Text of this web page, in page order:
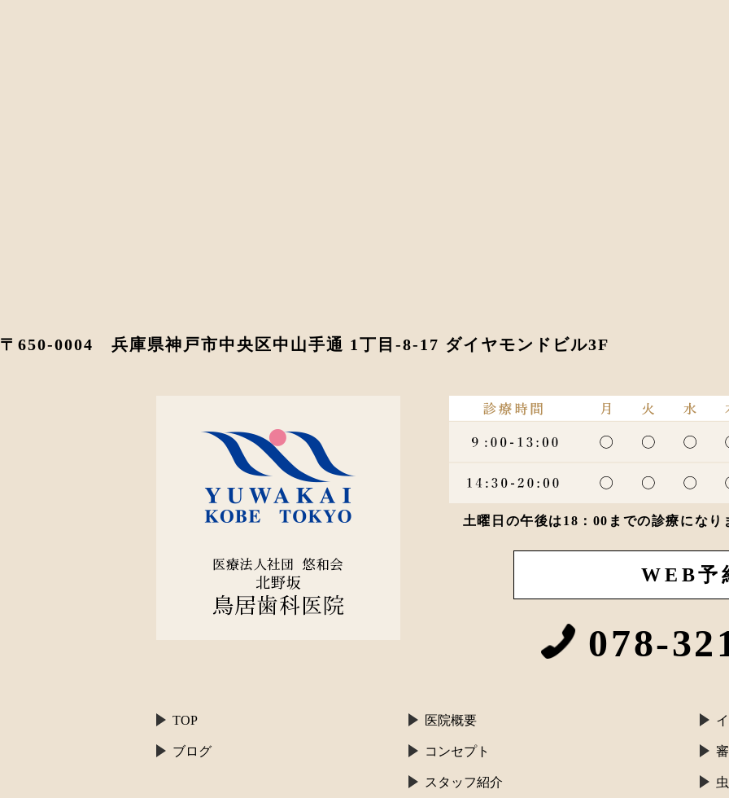
〒650-0004 兵庫県神戸市中央区中山手通 1丁目-8-17 ダイヤモンドビル3F
土曜日の午後は18：00までの診療にな
WEB予
078-
TOP
ブログ
医院概要
コンセプト
スタッフ紹介